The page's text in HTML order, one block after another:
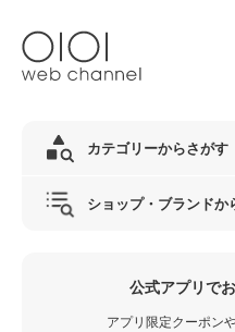
カテゴリーからさがす
ショップ・ブランドか
公式アプリで
アプリ限定クーポン